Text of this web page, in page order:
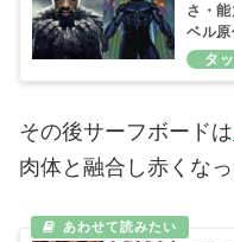
さ・
ベル原
その後サーフボードは
肉体と融合し赤くなっ